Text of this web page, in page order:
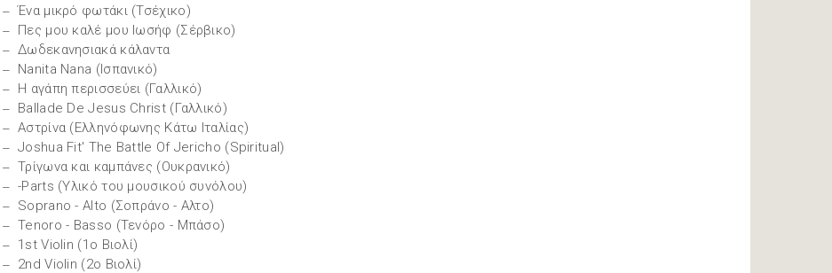
Ένα μικρό φωτάκι (Τσέχικο)
Πες μου καλέ μου Ιωσήφ (Σέρβικο)
Δωδεκανησιακά κάλαντα
Nanita Nana (Ισπανικό)
Η αγάπη περισσεύει (Γαλλικό)
Ballade De Jesus Christ (Γαλλικό)
Αστρίνα (Ελληνόφωνης Κάτω Ιταλίας)
Joshua Fit' The Battle Of Jericho (Spiritual)
Τρίγωνα και καμπάνες (Ουκρανικό)
-Parts (Υλικό του μουσικού συνόλου)
Soprano - Alto (Σοπράνο - Αλτο)
Tenoro - Basso (Τενόρο - Μπάσο)
1st Violin (1ο Βιολί)
2nd Violin (2ο Βιολί)